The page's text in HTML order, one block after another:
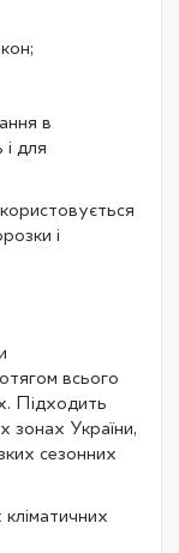
в
і для
і
всього
Підходить
зонах України,
сезонних